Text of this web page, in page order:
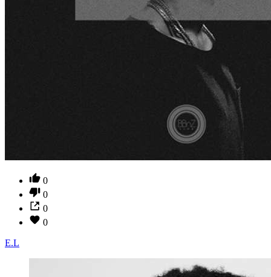
0
0
0
0
E.L